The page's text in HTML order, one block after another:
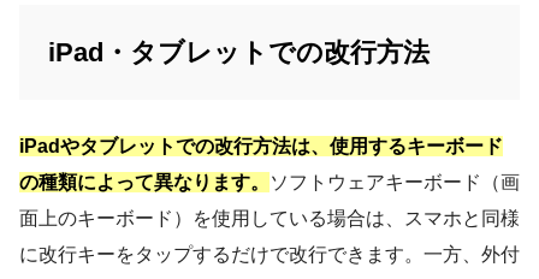
iPad・タブレットでの改行方法
iPadやタブレットでの改行方法は、使用するキーボード
の種類によって異なります。
ソフトウェアキーボード（画
面上のキーボード）を使用している場合は、スマホと同様
に改行キーをタップするだけで改行できます。一方、外付